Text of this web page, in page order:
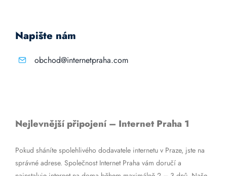
Napište nám
obchod@internetpraha.com
Nejlevnější připojení – Internet Praha 1
Pokud sháníte spolehlivého dodavatele internetu v Praze, jste na
správné adrese. Společnost Internet Praha vám doručí a